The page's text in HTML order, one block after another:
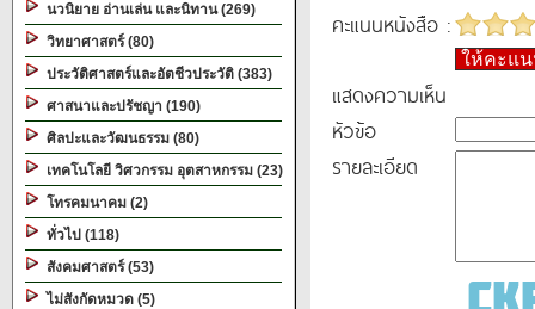
นวนิยาย อ่านเล่น และนิทาน (269)
วิทยาศาสตร์ (80)
ประวัติศาสตร์และอัตชีวประวัติ (383)
ศาสนาและปรัชญา (190)
ศิลปะและวัฒนธรรม (80)
เทคโนโลยี วิศวกรรม อุตสาหกรรม (23)
โทรคมนาคม (2)
ทั่วไป (118)
สังคมศาสตร์ (53)
ไม่สังกัดหมวด (5)
คะแนนหนังสือ :
ให้คะแ
แสดงความเห็น
หัวข้อ
รายละเอียด